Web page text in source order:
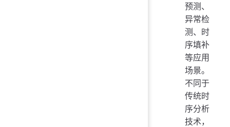
预测、
异常检
测、时
序填补
等应用
场景。
不同于
传统时
序分析
技术，